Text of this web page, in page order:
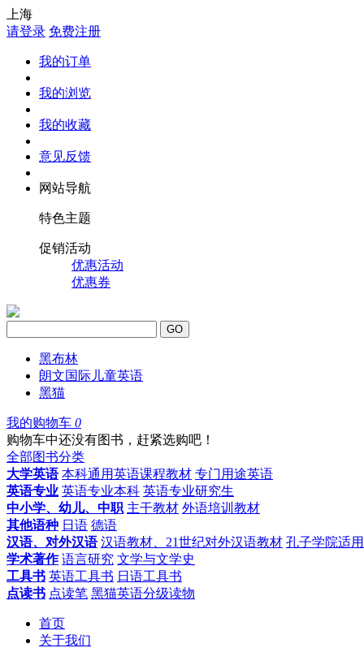
上海
请登录 免费注册
我的订单
我的浏览
我的收藏
意见反馈
网站导航
特色主题
促销活动
优惠活动
优惠券
GO
黑布林
朗文国际儿童英语
黑猫
我的购物车 0
购物车中还没有图书，赶紧选购吧！
全部图书分类
大学英语 本科通用英语课程教材 专门用途英语
英语专业 英语专业本科 英语专业研究生
中小学、幼儿、中职 主干教材 外语培训教材
其他语种 日语 德语
汉语、对外汉语 汉语教材、21世纪对外汉语教材 孔子学院适
学术著作 语言研究 文学与文学史
工具书 英语工具书 日语工具书
点读书 点读笔 黑猫英语分级读物
首页
关于我们